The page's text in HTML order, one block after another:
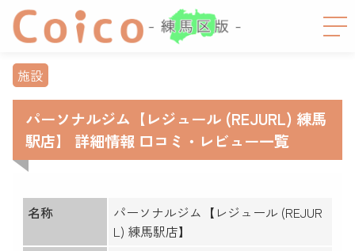
施設
パーソナルジム【レジュール (REJURL) 練馬
駅店】 詳細情報 口コミ・レビュー一覧
名称
パーソナルジム【レジュール (REJUR
L) 練馬駅店】